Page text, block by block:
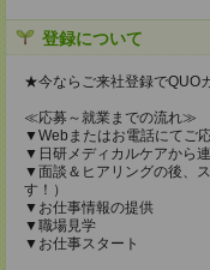
登録について
★今ならご来社登録でQUO
≪応募～就業までの流れ≫
▼Webまたはお電話にてご
▼日研メディカルケアから
▼面談＆ヒアリングの後、
す！）
▼お仕事情報の提供
▼職場見学
▼お仕事スタート